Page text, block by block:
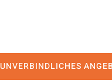
UNVERBINDLICHES